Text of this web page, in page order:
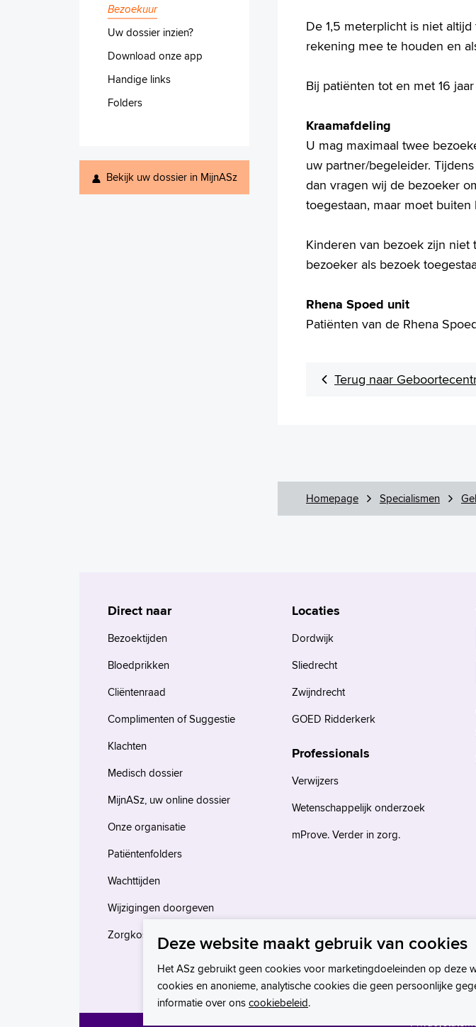
Bezoekuur
Uw dossier inzien?
Download onze app
Handige links
Folders
Bekijk uw dossier in MijnASz
De 1,5 meterplicht is niet
rekening mee te houden en
Bij patiënten tot en met 16
Kraamafdeling
U mag maximaal twee
uw partner/begeleider.
dan vragen wij de bezoeker
toegestaan, maar moet
Kinderen van bezoek zijn
bezoeker als bezoek
Rhena Spoed unit
Patiënten van de Rhena
Terug naar
Homepage Specialismen
Direct naar
Bezoektijden
Bloedprikken
Cliëntenraad
Complimenten of Suggestie
Klachten
Medisch dossier
MijnASz, uw online dossier
Onze organisatie
Patiëntenfolders
Wachttijden
Wijzigingen doorgeven
Zorgkosten en verzekeringen
Locaties
Dordwijk
Sliedrecht
Zwijndrecht
GOED Ridderkerk
Professionals
Verwijzers
Wetenschappelijk onderzoek
mProve. Verder in zorg.
Deze website maakt gebruik van cookies
Het ASz gebruikt geen cookies voor marketingdoeleinden op deze
cookies en anonieme, analytische cookies die geen persoonlijke
informatie over onscookiebeleid.